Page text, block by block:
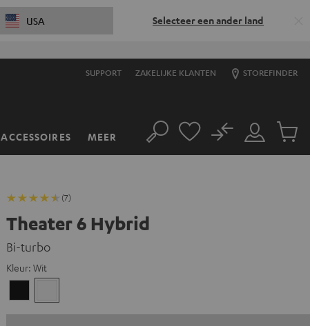
USA Selecteer een ander land
SUPPORT ZAKELIJKE KLANTEN STOREFINDER
ACCESSOIRES MEER Zoeken
Mijn
account
No
(7)
Theater 6 Hybrid
Bi-turbo
Kleur: Wit